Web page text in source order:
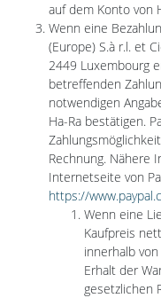
auf dem Konto von
Wenn eine
(Europe) S.à r.l. et
2449 Luxembourg
betreffenden
notwendigen
Ha-Ra bestätigen.
Rechnung. Nähere
Internetseite von
https://
Wenn eine
Kaufpreis
innerhalb
Erhalt der
gesetzlichen